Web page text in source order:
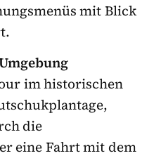
mit Blick
im historischen
die
eine Fahrt mit dem